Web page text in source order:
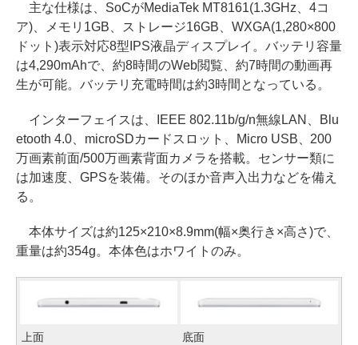
主な仕様は、SoCがMediaTek MT8161(1.3GHz、4コ
ア)、メモリ1GB、ストレージ16GB、WXGA(1,280×800
ドット)表示対応8型IPS液晶ディスプレイ。バッテリ容量
は4,290mAhで、約8時間のWeb閲覧、約7時間の動画再
生が可能。バッテリ充電時間は約3時間となっている。
インターフェイスは、IEEE 802.11b/g/n無線LAN、Blu
etooth 4.0、microSDカードスロット、Micro USB、200
万画素前面/500万画素背面カメラを搭載。センサー類に
は加速度、GPSを装備。そのほか音声入出力などを備え
る。
本体サイズは約125×210×8.9mm(幅×奥行き×高さ)で、
重量は約354g。本体色はホワイトのみ。
上面 底面